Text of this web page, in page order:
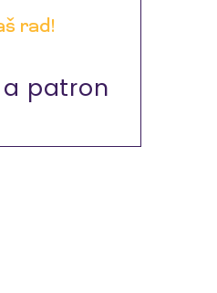
rad!
patron